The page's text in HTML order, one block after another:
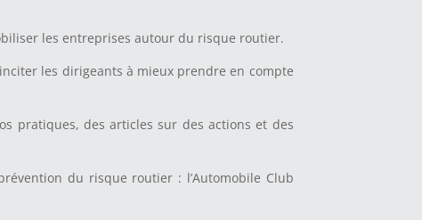
les entreprises autour du risque routier.
les dirigeants à mieux prendre en compte
pratiques, des articles sur des actions et des
du risque routier : l’Automobile Club